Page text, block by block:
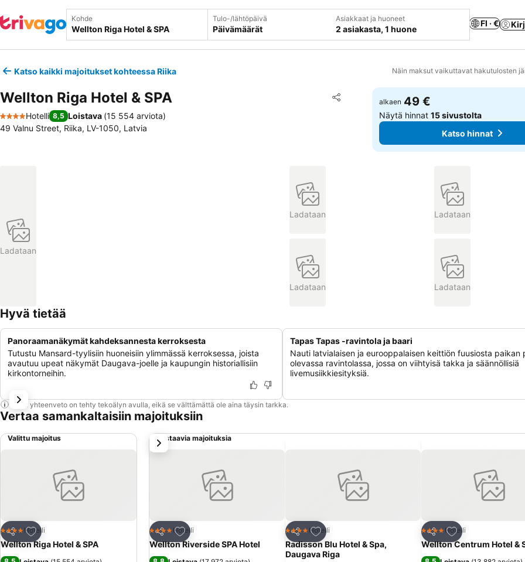
Kohde Tulo-/lähtöpäivä
Päivämäärät
Asiakkaat ja huoneet
2 asiakasta, 1 huone
FI · €
Katso kaikki majoitukset kohteessa Riika Näin maksut vaikuttavat hakutulosten
Wellton Riga Hotel & SPA Jaa
Lisää suosikkeihin
4 Tähtiluokitus
Hotelli 8,5 Loistava (15 554 arviota)
49 Valnu Street, Riika, LV-1050, Latvia
alkaen 49 €
Näytä hinnat15 sivustolta
Katso hinnat
Ladataan
Ladataan Ladataan
Ladataan Ladataan
Hyvä tietää
Panoraamanäkymät kahdeksannesta kerroksesta
Tutustu Mansard-tyylisiin huoneisiin ylimmässä kerroksessa, joista
avautuu upeat näkymät Daugava-joelle ja kaupungin historiallisiin
kirkontorneihin.
Tapas Tapas -ravintola ja baari
Nauti latvialaisen ja eurooppalaisen keittiön fuusiosta paikan
olevassa ravintolassa, jossa on viihtyisä takka ja säännöllisiä
livemusiikkiesityksiä.
Tämä yhteenveto on tehty tekoälyn avulla, eikä se välttämättä ole aina täysin tarkka.
Vertaa samankaltaisiin majoituksiin
Valittu majoitus
Jaa
Lisää suosikkeihin
4 Tähtiluokitus
Hotelli
Wellton Riga Hotel & SPA
Vastaavia majoituksia
Jaa
Lisää suosikkeihin
4 Tähtiluokitus
Hotelli
Wellton Riverside SPA Hotel
Jaa
Lisää suosikkeihin
4 Tähtiluokitus
Hotelli
Radisson Blu Hotel & Spa,
Daugava Riga
Jaa
Lisää suosikkeihin
4 Tähtiluokitus
Hotelli
Wellton Centrum Hotel &
seuraava